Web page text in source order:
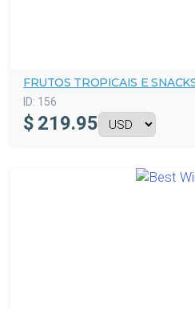
FRUTOS TROPICAIS E
ID: 156
$ 219.95